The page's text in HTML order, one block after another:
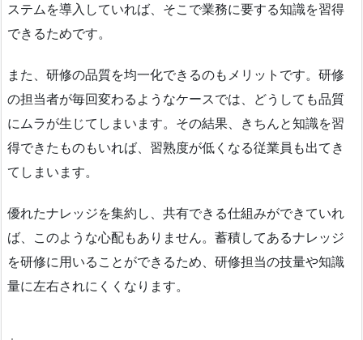
ステムを導入していれば、そこで業務に要する知識を習得
できるためです。
また、研修の品質を均一化できるのもメリットです。研修
の担当者が毎回変わるようなケースでは、どうしても品質
にムラが生じてしまいます。その結果、きちんと知識を習
得できたものもいれば、習熟度が低くなる従業員も出てき
てしまいます。
優れたナレッジを集約し、共有できる仕組みができていれ
ば、このような心配もありません。蓄積してあるナレッジ
を研修に用いることができるため、研修担当の技量や知識
量に左右されにくくなります。